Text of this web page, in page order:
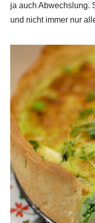
ja auch Abwechslung.
und nicht immer nur